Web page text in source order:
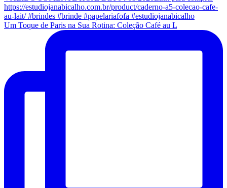
Um Toque de Paris na Sua Rotina: Coleção Café au L